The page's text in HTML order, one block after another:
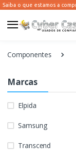
Componentes
Marcas
Elpida
Samsung
Transcend